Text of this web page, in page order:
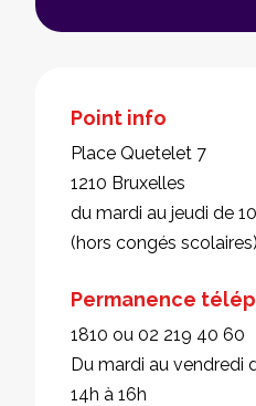
Point info
Place Quetelet 7
1210 Bruxelles
du mardi au jeudi de
(hors congés
Permanence
1810 ou 02 219 40 60
Du mardi au vendredi
14h à 16h